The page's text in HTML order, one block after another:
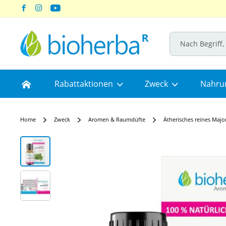
Skip
Content
Rabattaktionen Zweck
Home Zweck Aromen & Raumdüfte Ätherisches reines
Skip
the
end
the
images